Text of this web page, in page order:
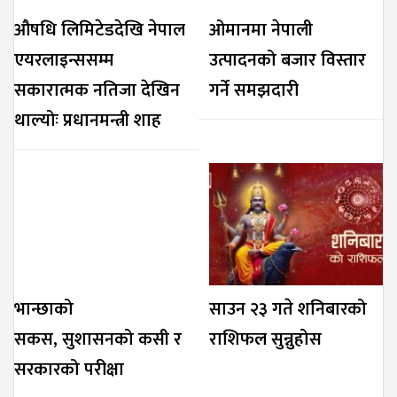
औषधि लिमिटेडदेखि नेपाल
एयरलाइन्ससम्म
सकारात्मक नतिजा देखिन
थाल्योः प्रधानमन्त्री शाह
ओमानमा नेपाली
उत्पादनको बजार विस्तार
गर्ने समझदारी
भान्छाको
सकस, सुशासनको कसी र
सरकारको परीक्षा
साउन २३ गते शनिबारको
राशिफल सुन्नुहोस